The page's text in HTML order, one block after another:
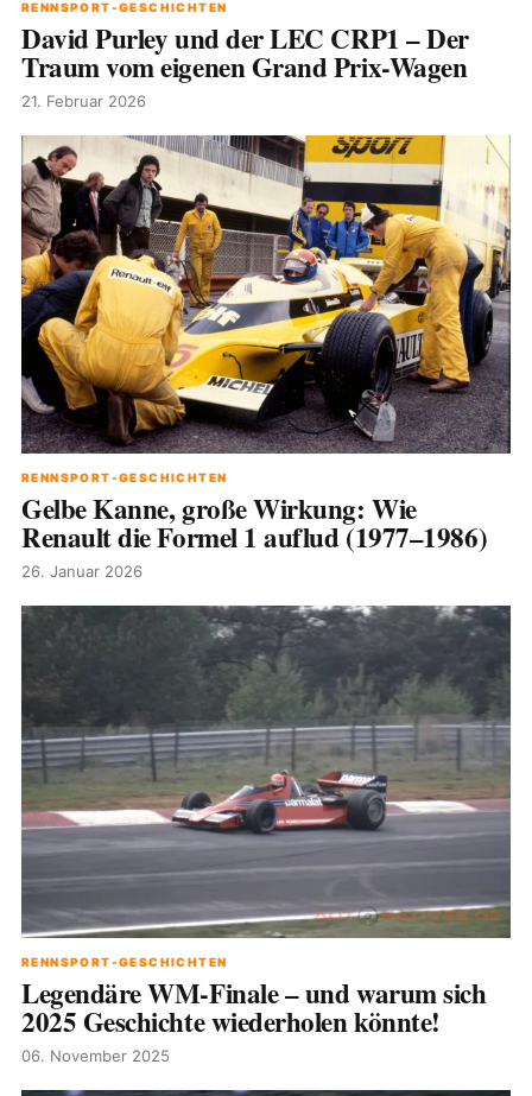
RENNSPORT-GESCHICHTEN
David Purley und der LEC CRP1 – Der
Traum vom eigenen Grand Prix-Wagen
21. Februar 2026
RENNSPORT-GESCHICHTEN
Gelbe Kanne, große Wirkung: Wie
Renault die Formel 1 auflud (1977–1986)
26. Januar 2026
RENNSPORT-GESCHICHTEN
Legendäre WM-Finale – und warum sich
2025 Geschichte wiederholen könnte!
06. November 2025